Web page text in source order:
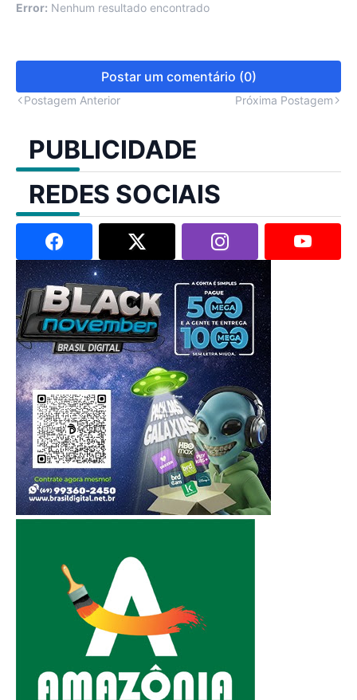
Error: Nenhum resultado encontrado
Postar um comentário (0)
Postagem Anterior Próxima Postagem
PUBLICIDADE
REDES SOCIAIS